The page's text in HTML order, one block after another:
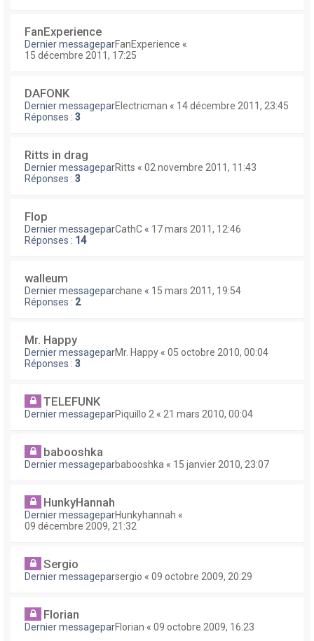
FanExperience
Dernier messageparFanExperience «
15 décembre 2011, 17:25
DAFONK
Dernier messageparElectricman « 14 décembre 2011, 23:45
Réponses : 3
Ritts in drag
Dernier messageparRitts « 02 novembre 2011, 11:43
Réponses : 3
Flop
Dernier messageparCathC « 17 mars 2011, 12:46
Réponses : 14
walleum
Dernier messageparchane « 15 mars 2011, 19:54
Réponses : 2
Mr. Happy
Dernier messageparMr. Happy « 05 octobre 2010, 00:04
Réponses : 3
TELEFUNK
Dernier messageparPiquillo 2 « 21 mars 2010, 00:04
babooshka
Dernier messageparbabooshka « 15 janvier 2010, 23:07
HunkyHannah
Dernier messageparHunkyhannah «
09 décembre 2009, 21:32
Sergio
Dernier messageparsergio « 09 octobre 2009, 20:29
Florian
Dernier messageparFlorian « 09 octobre 2009, 16:23